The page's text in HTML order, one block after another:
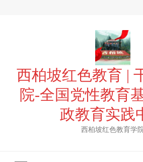
西柏坡红色教育 |
院-全国党性教育
政教育实践
西柏坡红色教育学